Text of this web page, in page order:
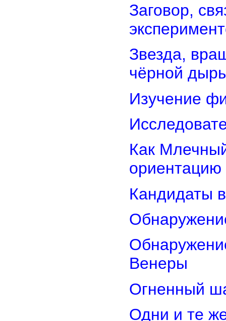
Заговор,
Звезда,
чёрной
Изучение
Как
ориентацию
Кандидаты
Венеры
Огненный
Одни и те